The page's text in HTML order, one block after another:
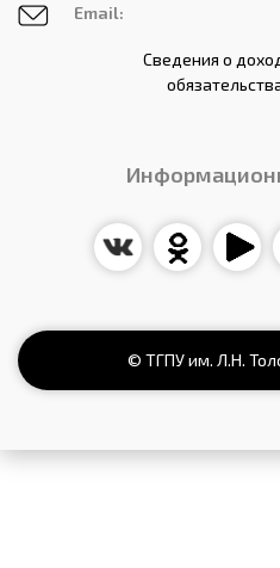
Email:
Сведения о
© ТГПУ им. Л.Н.